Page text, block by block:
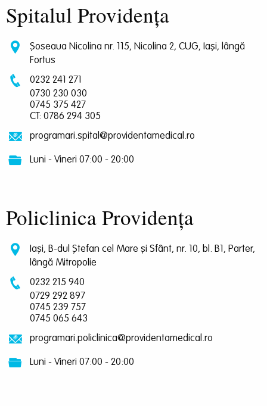
Spitalul Providența
Șoseaua Nicolina nr. 115, Nicolina 2, CUG, Iași, lângă
Fortus
0232 241 271
0730 230 030
0745 375 427
CT: 0786 294 305
programari.spital@providentamedical.ro
Luni - Vineri 07:00 - 20:00
Policlinica Providența
Iași, B-dul Ștefan cel Mare și Sfânt, nr. 10, bl. B1, Parter,
lângă Mitropolie
0232 215 940
0729 292 897
0745 239 757
0745 065 643
programari.policlinica@providentamedical.ro
Luni - Vineri 07:00 - 20:00